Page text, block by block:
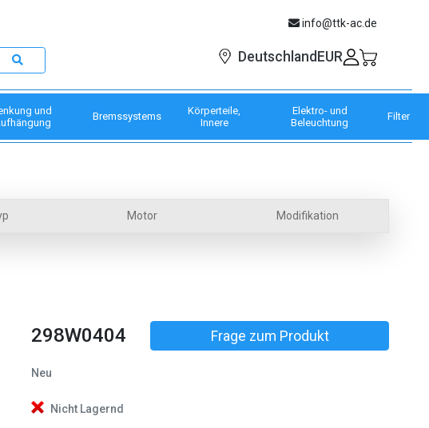
info@ttk-ac.de
Deutschland EUR
und
Bremssystems
Körperteile,
Innere
Elektro- und
Beleuchtung
Filter
Motor Modifikation
298W0404 Frage zum Produkt
Neu
Nicht Lagernd